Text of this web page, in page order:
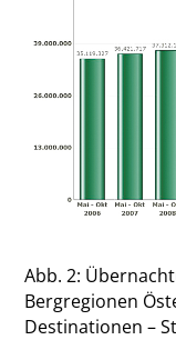
Abb. 2:
Bergregionen
Destinationen –